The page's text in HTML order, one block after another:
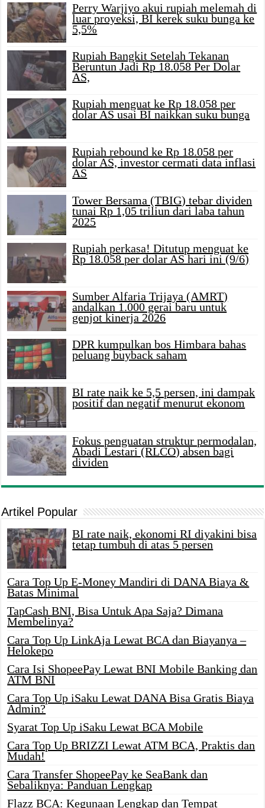
Perry Warjiyo akui rupiah melemah di
luar proyeksi, BI kerek suku bunga ke
5,5%
Rupiah Bangkit Setelah Tekanan
Beruntun Jadi Rp 18.058 Per Dolar
AS,
Rupiah menguat ke Rp 18.058 per
dolar AS usai BI naikkan suku bunga
Rupiah rebound ke Rp 18.058 per
dolar AS, investor cermati data inflasi
AS
Tower Bersama (TBIG) tebar dividen
tunai Rp 1,05 triliun dari laba tahun
2025
Rupiah perkasa! Ditutup menguat ke
Rp 18.058 per dolar AS hari ini (9/6)
Sumber Alfaria Trijaya (AMRT)
andalkan 1.000 gerai baru untuk
genjot kinerja 2026
DPR kumpulkan bos Himbara bahas
peluang buyback saham
BI rate naik ke 5,5 persen, ini dampak
positif dan negatif menurut ekonom
Fokus penguatan struktur permodalan,
Abadi Lestari (RLCO) absen bagi
dividen
Artikel Popular
BI rate naik, ekonomi RI diyakini bisa
tetap tumbuh di atas 5 persen
Cara Top Up E-Money Mandiri di DANA Biaya &
Batas Minimal
TapCash BNI, Bisa Untuk Apa Saja? Dimana
Membelinya?
Cara Top Up LinkAja Lewat BCA dan Biayanya –
Helokepo
Cara Isi ShopeePay Lewat BNI Mobile Banking dan
ATM BNI
Cara Top Up iSaku Lewat DANA Bisa Gratis Biaya
Admin?
Syarat Top Up iSaku Lewat BCA Mobile
Cara Top Up BRIZZI Lewat ATM BCA, Praktis dan
Mudah!
Cara Transfer ShopeePay ke SeaBank dan
Sebaliknya: Panduan Lengkap
Flazz BCA: Kegunaan Lengkap dan Tempat